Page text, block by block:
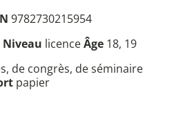
9782730215954
Niveau licenceÂge 18, 19
de congrès, de séminaire
papier